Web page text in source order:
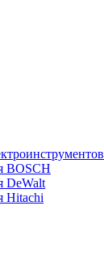
BOSCH
DeWalt
Hitachi